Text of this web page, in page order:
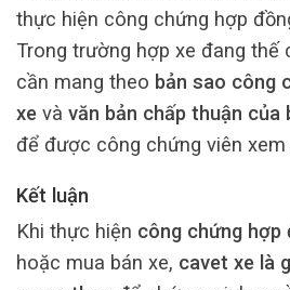
thực hiện công chứng hợp
Trong trường hợp xe đang thế
cần mang theo bản sao công
xe và văn bản chấp thuận của
để được công chứng viên xem
Kết luận
Khi thực hiện công chứng hợp
hoặc mua bán xe, cavet xe là